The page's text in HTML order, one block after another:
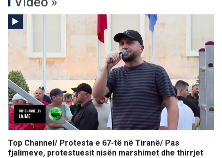
Top Channel/ Protesta e 67-të në Tiranë/ Pas
fjalimeve, protestuesit nisën marshimet dhe thirrjet